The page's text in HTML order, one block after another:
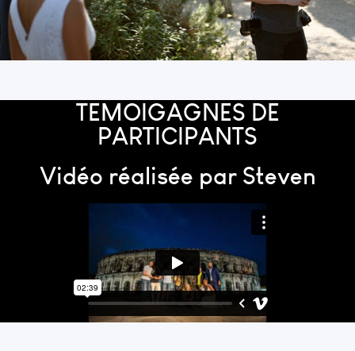
TEMOIGAGNES DE
PARTICIPANTS
Vidéo réalisée par Steven